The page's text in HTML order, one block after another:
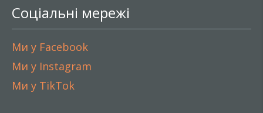
Соціальні мережі
Ми у Facebook
Ми у Instagram
Ми у TikTok